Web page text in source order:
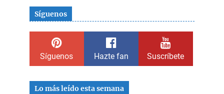
Síguenos
Síguenos Hazte fan Suscríbete
Lo más leído esta semana